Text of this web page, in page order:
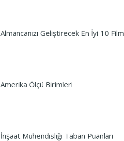
Almancanızı Geliştirecek En İyi 10 Film
Amerika Ölçü Birimleri
İnşaat Mühendisliği Taban Puanları